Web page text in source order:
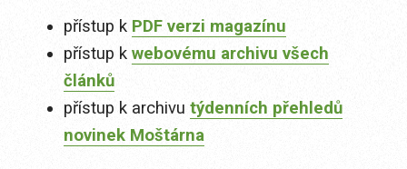
přístup k PDF verzi magazínu
přístup k webovému archivu všech
článků
přístup k archivu týdenních přehledů
novinek Moštárna